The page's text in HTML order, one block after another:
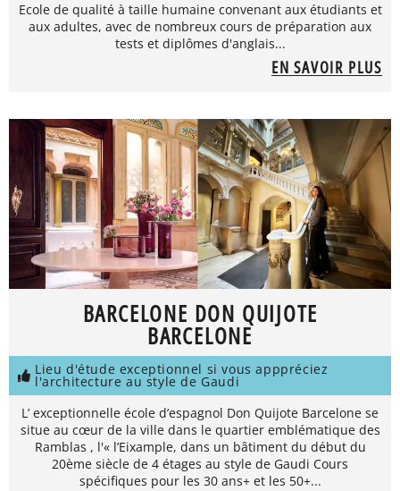
Ecole de qualité à taille humaine convenant aux étudiants et
aux adultes, avec de nombreux cours de préparation aux
tests et diplômes d'anglais...
EN SAVOIR PLUS
BARCELONE DON QUIJOTE
BARCELONE
Lieu d'étude exceptionnel si vous apppréciez
l'architecture au style de Gaudi
L’ exceptionnelle école d’espagnol Don Quijote Barcelone se
situe au cœur de la ville dans le quartier emblématique des
Ramblas , l'« l’Eixample, dans un bâtiment du début du
20ème siècle de 4 étages au style de Gaudi Cours
spécifiques pour les 30 ans+ et les 50+...